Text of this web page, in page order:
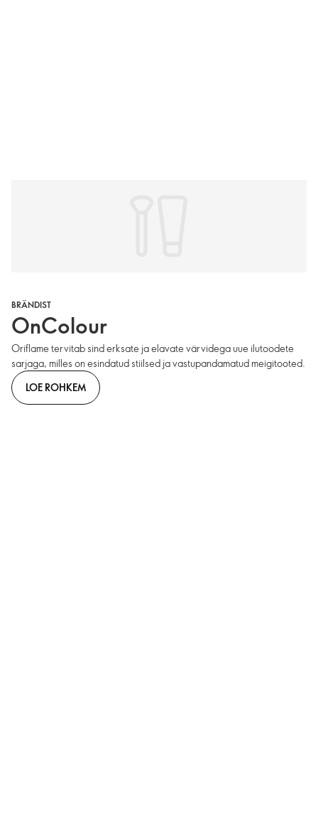
BRÄNDIST
OnColour
Oriflame tervitab sind erksate ja elavate värvidega uue ilutoodete
sarjaga, milles on esindatud stiilsed ja vastupandamatud meigitooted.
LOE ROHKEM